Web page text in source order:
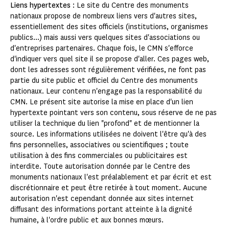
Liens hypertextes : Le site du Centre des monuments
nationaux propose de nombreux liens vers d'autres sites,
essentiellement des sites officiels (institutions, organismes
publics...) mais aussi vers quelques sites d'associations ou
d'entreprises partenaires. Chaque fois, le CMN s'efforce
d'indiquer vers quel site il se propose d'aller. Ces pages web,
dont les adresses sont régulièrement vérifiées, ne font pas
partie du site public et officiel du Centre des monuments
nationaux. Leur contenu n'engage pas la responsabilité du
CMN. Le présent site autorise la mise en place d'un lien
hypertexte pointant vers son contenu, sous réserve de ne pas
utiliser la technique du lien "profond" et de mentionner la
source. Les informations utilisées ne doivent l'être qu'à des
fins personnelles, associatives ou scientifiques ; toute
utilisation à des fins commerciales ou publicitaires est
interdite. Toute autorisation donnée par le Centre des
monuments nationaux l'est préalablement et par écrit et est
discrétionnaire et peut être retirée à tout moment. Aucune
autorisation n'est cependant donnée aux sites internet
diffusant des informations portant atteinte à la dignité
humaine, à l'ordre public et aux bonnes mœurs.